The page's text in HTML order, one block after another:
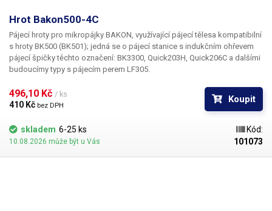
Hrot Bakon500-4C
Pájecí hroty pro mikropájky BAKON, využívající pájecí tělesa kompatibilní
s hroty BK500 (BK501); jedná se o pájecí stanice s indukčním ohřevem
pájecí špičky těchto označení: BK3300, Quick203H, Quick206C a dalšími
budoucímy typy s pájecím perem LF305.
496,10 Kč / ks
410 Kč bez DPH
Koupit
skladem 6-25 ks
10.08.2026 může být u Vás
Kód:
101073